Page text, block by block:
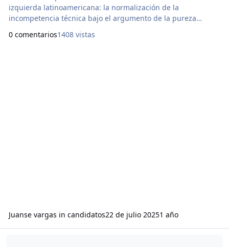
izquierda latinoamericana: la normalización de la
incompetencia técnica bajo el argumento de la pureza
cargos clave a figuras sin méritos académicos pero con
0 comentarios1408 vistas
Juanse vargas in candidatos22 de julio 20251 año